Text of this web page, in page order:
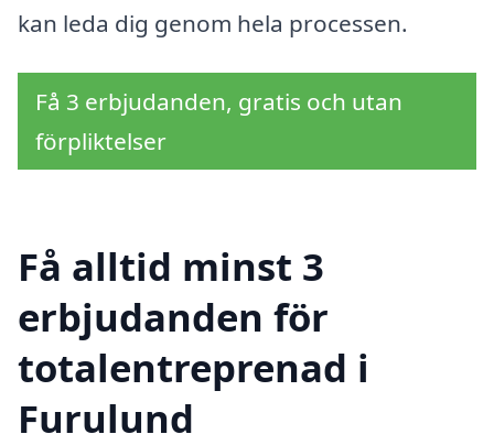
kan leda dig genom hela processen.
Få 3 erbjudanden, gratis och utan
förpliktelser
Få alltid minst 3
erbjudanden för
totalentreprenad i
Furulund